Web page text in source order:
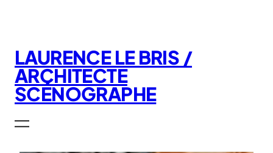
LAURENCE LE BRIS /
ARCHITECTE
SCÉNOGRAPHE